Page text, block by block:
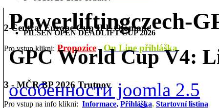
PILSEN OPEN DEADLIFT CUP 2026
2 Central Europe Cup IPL Olomouc
Pro vstup klikni: Propozice On Line přihláška
3 - MČR BP 2026 Trutnov
Pro vstup na info klikni: Informace, Přihláška, Startovní listina
Powerliftingczech-
GPC World Cup V4:
особенности joomla 2.5